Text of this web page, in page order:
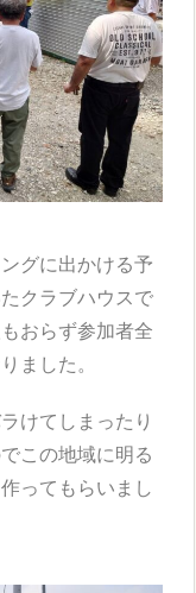
グに出かける予
クラブハウスで
おらず参加者全
ました。
けてしまったり
この地域に明る
ってもらいまし